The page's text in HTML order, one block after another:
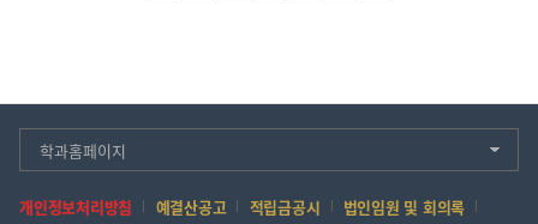
학과홈페이지
개인정보처리방침 예결산공고 적립금공시 법인임원 및 회의록